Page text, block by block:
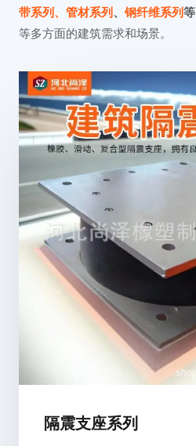
带系列、 管材系列、 钢纤维系列等
等多方面的建筑需求和场景。
隔震支座系列